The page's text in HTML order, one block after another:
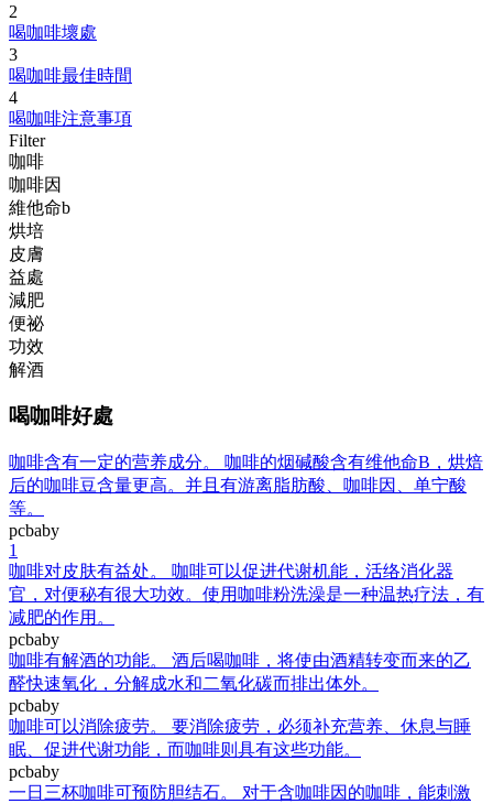
2
喝咖啡壞處
3
喝咖啡最佳時間
4
喝咖啡注意事項
Filter
咖啡
咖啡因
維他命b
烘培
皮膚
益處
減肥
便祕
功效
解酒
喝咖啡好處
咖啡含有一定的营养成分。 咖啡的烟碱酸含有维他命B，烘焙
后的咖啡豆含量更高。并且有游离脂肪酸、咖啡因、单宁酸
等。
pcbaby
1
咖啡对皮肤有益处。 咖啡可以促进代谢机能，活络消化器
官，对便秘有很大功效。使用咖啡粉洗澡是一种温热疗法，有
减肥的作用。
pcbaby
咖啡有解酒的功能。 酒后喝咖啡，将使由酒精转变而来的乙
醛快速氧化，分解成水和二氧化碳而排出体外。
pcbaby
咖啡可以消除疲劳。 要消除疲劳，必须补充营养、休息与睡
眠、促进代谢功能，而咖啡则具有这些功能。
pcbaby
一日三杯咖啡可预防胆结石。 对于含咖啡因的咖啡，能刺激